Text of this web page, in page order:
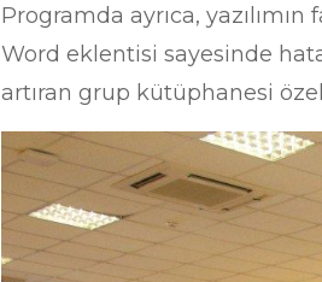
Programda ayrıca,
Word eklentisi sayesinde
artıran grup kütüphanesi